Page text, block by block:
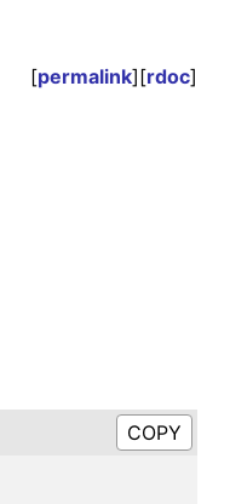
[permalink][rdoc]